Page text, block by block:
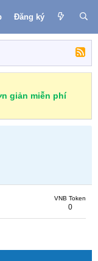
Đăng ký
giản miễn phí
VNB Token
0